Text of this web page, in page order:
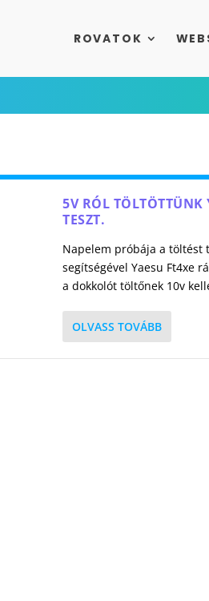
ROVATOK
5V RÓL TÖLTÖTTÜNK
TESZT.
Napelem próbája a töltést
segítségével Yaesu Ft4xe
a dokkolót töltőnek 10v
OLVASS TOVÁBB